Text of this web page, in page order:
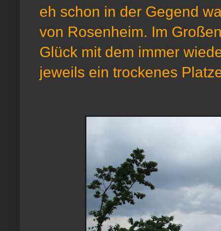
eh schon in der Gegend
von Rosenheim. Im
Glück mit dem immer
jeweils ein trockenes